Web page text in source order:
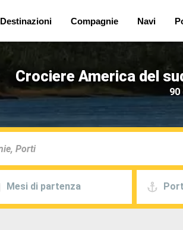
Destinazioni Compagnie Navi
Crociere America del
Mesi di partenza